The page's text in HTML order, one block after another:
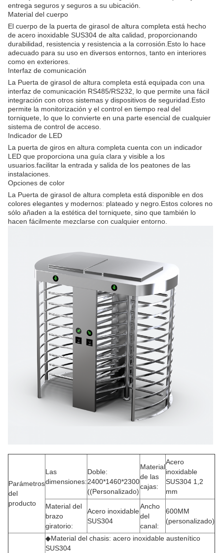
entrega seguros y seguros a su ubicación.
Material del cuerpo
El cuerpo de la puerta de girasol de altura completa está hecho
de acero inoxidable SUS304 de alta calidad, proporcionando
durabilidad, resistencia y resistencia a la corrosión.Esto lo hace
adecuado para su uso en diversos entornos, tanto en interiores
como en exteriores.
Interfaz de comunicación
La Puerta de girasol de altura completa está equipada con una
interfaz de comunicación RS485/RS232, lo que permite una fácil
integración con otros sistemas y dispositivos de seguridad.Esto
permite la monitorización y el control en tiempo real del
torniquete, lo que lo convierte en una parte esencial de cualquier
sistema de control de acceso.
Indicador de LED
La puerta de giros en altura completa cuenta con un indicador
LED que proporciona una guía clara y visible a los
usuarios.facilitar la entrada y salida de los peatones de las
instalaciones.
Opciones de color
La Puerta de girasol de altura completa está disponible en dos
colores elegantes y modernos: plateado y negro.Estos colores no
sólo añaden a la estética del torniquete, sino que también lo
hacen fácilmente mezclarse con cualquier entorno.
Parámetros
del
producto
Las
dimensiones:
Doble:
2400*1460*2300
((Personalizado)
Material
de las
cajas:
Acero
inoxidable
SUS304 1,2
mm
Material del
brazo
giratorio:
Acero inoxidable
SUS304
Ancho
del
canal:
600MM
(personalizado)
◆Material del chasis: acero inoxidable austenítico
SUS304